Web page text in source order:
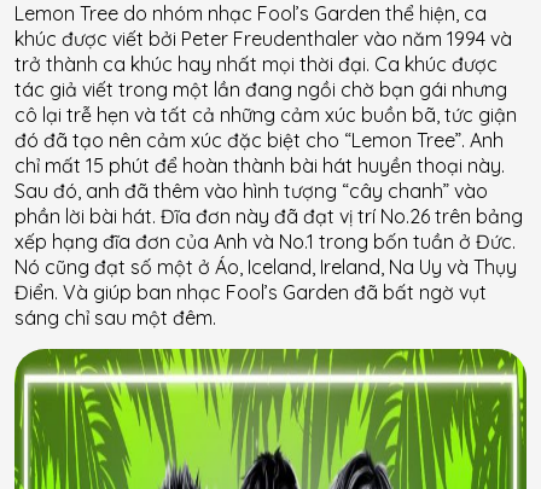
Lemon Tree do nhóm nhạc Fool’s Garden thể hiện, ca
khúc được viết bởi Peter Freudenthaler vào năm 1994 và
trở thành ca khúc hay nhất mọi thời đại. Ca khúc được
tác giả viết trong một lần đang ngồi chờ bạn gái nhưng
cô lại trễ hẹn và tất cả những cảm xúc buồn bã, tức giận
đó đã tạo nên cảm xúc đặc biệt cho “Lemon Tree”. Anh
chỉ mất 15 phút để hoàn thành bài hát huyền thoại này.
Sau đó, anh đã thêm vào hình tượng “cây chanh” vào
phần lời bài hát. Đĩa đơn này đã đạt vị trí No.26 trên bảng
xếp hạng đĩa đơn của Anh và No.1 trong bốn tuần ở Đức.
Nó cũng đạt số một ở Áo, Iceland, Ireland, Na Uy và Thụy
Điển. Và giúp ban nhạc Fool’s Garden đã bất ngờ vụt
sáng chỉ sau một đêm.